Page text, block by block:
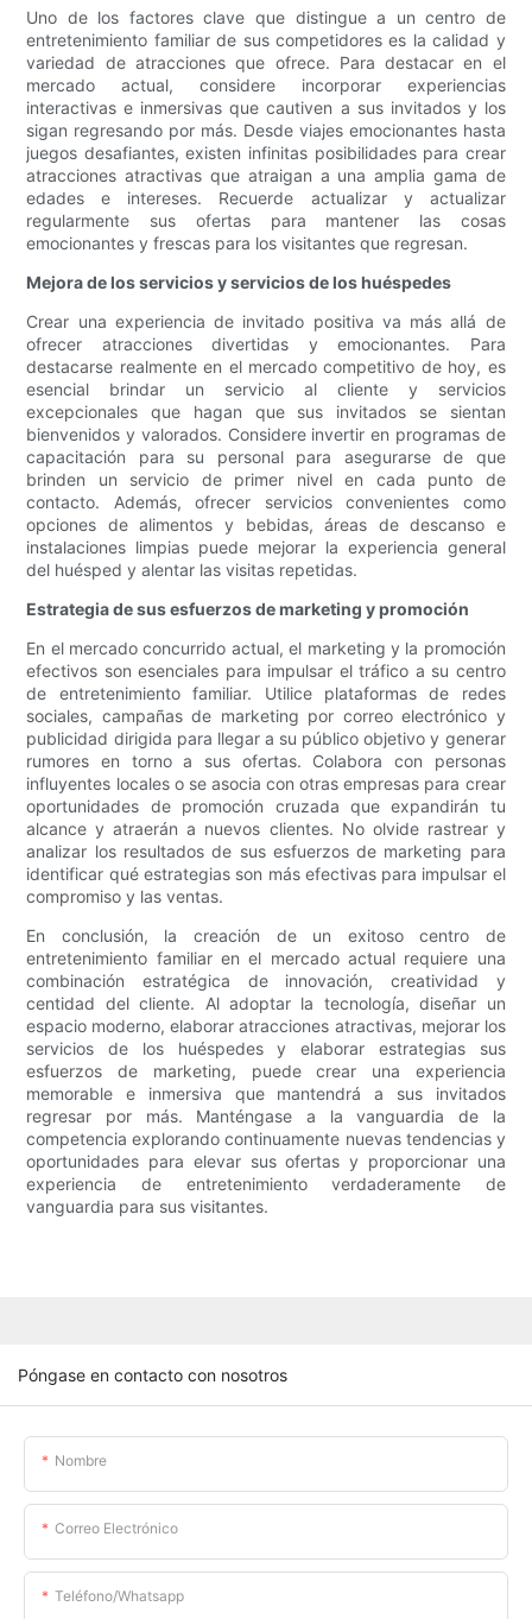
Uno de los factores clave que distingue a un centro de
entretenimiento familiar de sus competidores es la calidad y
variedad de atracciones que ofrece. Para destacar en el
mercado actual, considere incorporar experiencias
interactivas e inmersivas que cautiven a sus invitados y los
sigan regresando por más. Desde viajes emocionantes hasta
juegos desafiantes, existen infinitas posibilidades para crear
atracciones atractivas que atraigan a una amplia gama de
edades e intereses. Recuerde actualizar y actualizar
regularmente sus ofertas para mantener las cosas
emocionantes y frescas para los visitantes que regresan.
Mejora de los servicios y servicios de los huéspedes
Crear una experiencia de invitado positiva va más allá de
ofrecer atracciones divertidas y emocionantes. Para
destacarse realmente en el mercado competitivo de hoy, es
esencial brindar un servicio al cliente y servicios
excepcionales que hagan que sus invitados se sientan
bienvenidos y valorados. Considere invertir en programas de
capacitación para su personal para asegurarse de que
brinden un servicio de primer nivel en cada punto de
contacto. Además, ofrecer servicios convenientes como
opciones de alimentos y bebidas, áreas de descanso e
instalaciones limpias puede mejorar la experiencia general
del huésped y alentar las visitas repetidas.
Estrategia de sus esfuerzos de marketing y promoción
En el mercado concurrido actual, el marketing y la promoción
efectivos son esenciales para impulsar el tráfico a su centro
de entretenimiento familiar. Utilice plataformas de redes
sociales, campañas de marketing por correo electrónico y
publicidad dirigida para llegar a su público objetivo y generar
rumores en torno a sus ofertas. Colabora con personas
influyentes locales o se asocia con otras empresas para crear
oportunidades de promoción cruzada que expandirán tu
alcance y atraerán a nuevos clientes. No olvide rastrear y
analizar los resultados de sus esfuerzos de marketing para
identificar qué estrategias son más efectivas para impulsar el
compromiso y las ventas.
En conclusión, la creación de un exitoso centro de
entretenimiento familiar en el mercado actual requiere una
combinación estratégica de innovación, creatividad y
centidad del cliente. Al adoptar la tecnología, diseñar un
espacio moderno, elaborar atracciones atractivas, mejorar los
servicios de los huéspedes y elaborar estrategias sus
esfuerzos de marketing, puede crear una experiencia
memorable e inmersiva que mantendrá a sus invitados
regresar por más. Manténgase a la vanguardia de la
competencia explorando continuamente nuevas tendencias y
oportunidades para elevar sus ofertas y proporcionar una
experiencia de entretenimiento verdaderamente de
vanguardia para sus visitantes.
Póngase en contacto con nosotros
Nombre
Correo Electrónico
Teléfono/whatsapp